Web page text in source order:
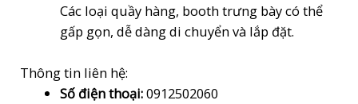
Các loại quầy hàng, booth trưng bày có thể
gấp gọn, dễ dàng di chuyển và lắp đặt.
Thông tin liên hệ:
Số điện thoại:0912502060